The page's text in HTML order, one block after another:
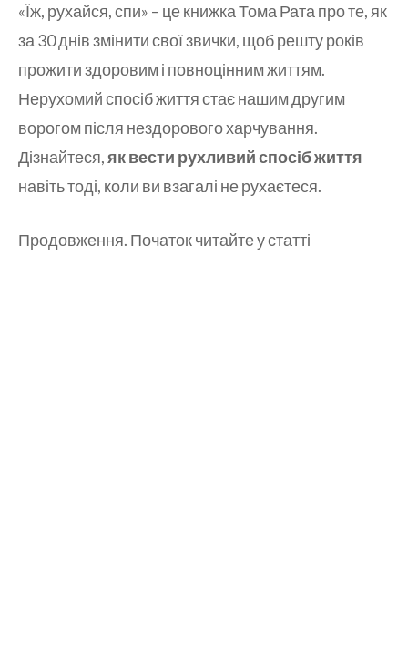
«Їж, рухайся, спи» – це книжка Тома Рата про те, як
за 30 днів змінити свої звички, щоб решту років
прожити здоровим і повноцінним життям.
Нерухомий спосіб життя стає нашим другим
ворогом після нездорового харчування.
Дізнайтеся,як вести рухливий спосіб життя
навіть тоді, коли ви взагалі не рухаєтеся.
Продовження. Початок читайте у статті